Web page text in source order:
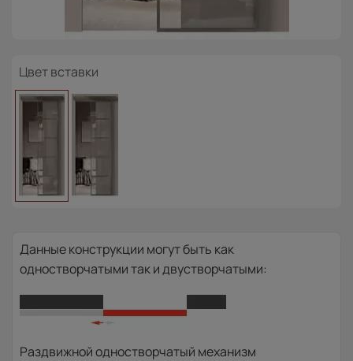
Цвет вставки
Данные конструкции могут быть как
одностворчатыми так и двустворчатыми:
Раздвижной одностворчатый механизм